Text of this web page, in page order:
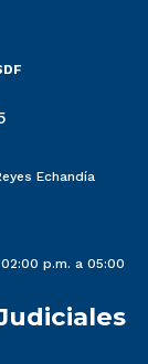
Echandía
p.m. a 05:00